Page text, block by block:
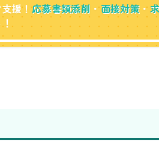
援！応募書類添削 ・面接対策 ・